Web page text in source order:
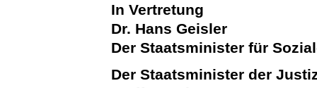
In Vertretung
Dr. Hans Geisler
Der Staatsminister für
Der Staatsminister der